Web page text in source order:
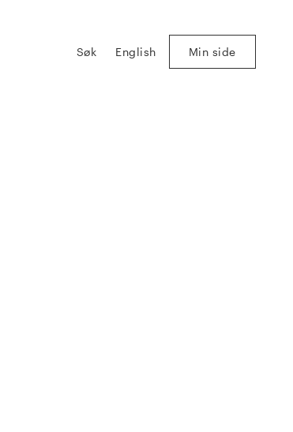
Søk English Min side